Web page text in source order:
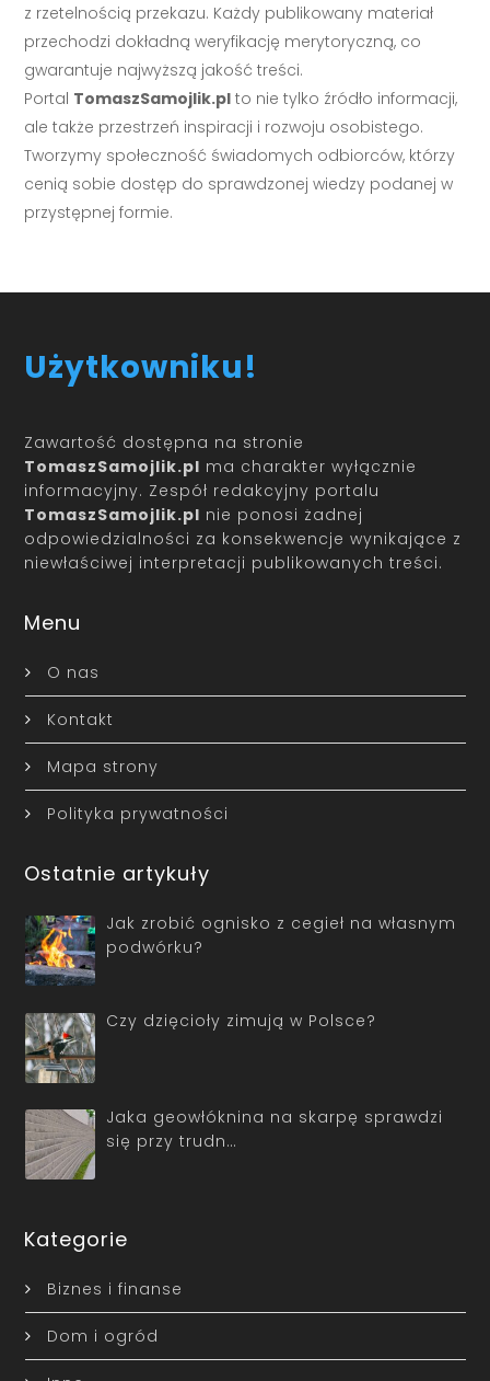
z rzetelnością przekazu. Każdy publikowany materiał
przechodzi dokładną weryfikację merytoryczną, co
gwarantuje najwyższą jakość treści.
Portal TomaszSamojlik.pl to nie tylko źródło informacji,
ale także przestrzeń inspiracji i rozwoju osobistego.
Tworzymy społeczność świadomych odbiorców, którzy
cenią sobie dostęp do sprawdzonej wiedzy podanej w
przystępnej formie.
Użytkowniku!
Zawartość dostępna na stronie
TomaszSamojlik.pl ma charakter wyłącznie
informacyjny. Zespół redakcyjny portalu
TomaszSamojlik.pl nie ponosi żadnej
odpowiedzialności za konsekwencje wynikające z
niewłaściwej interpretacji publikowanych treści.
Menu
O nas
Kontakt
Mapa strony
Polityka prywatności
Ostatnie artykuły
Jak zrobić ognisko z cegieł na własnym
podwórku?
Czy dzięcioły zimują w Polsce?
Jaka geowłóknina na skarpę sprawdzi
się przy trudn…
Kategorie
Biznes i finanse
Dom i ogród